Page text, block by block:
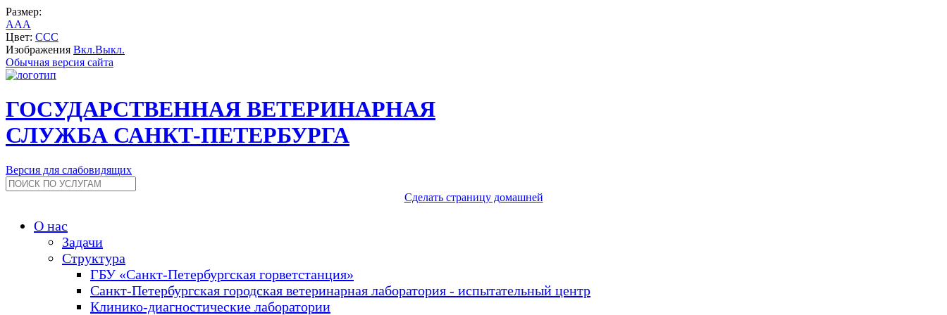
Размер:
AAA
Цвет: CCC
Изображения Вкл.Выкл.
Обычная версия сайта
ГОСУДАРСТВЕННАЯ ВЕТЕРИНАРНАЯ
СЛУЖБА САНКТ-ПЕТЕРБУРГА
Версия для слабовидящих
Сделать страницу домашней
О нас
Задачи
Структура
ГБУ «Санкт-Петербургская горветстанция»
Санкт-Петербургская городская ветеринарная лаборатория - испытательный центр
Клинико-диагностические лаборатории